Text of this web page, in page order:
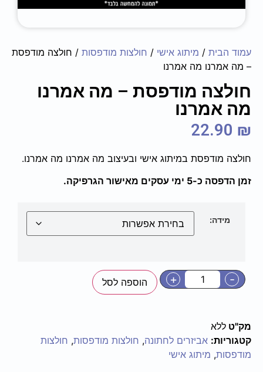
עמוד הבית / מיתוג אישי / חולצות מודפסות / חולצה מודפסת
– מה אמרנו מה אמרנו
חולצה מודפסת – מה אמרנו
מה אמרנו
22.90 ₪
חולצה מודפסת במיתוג אישי ובעיצוב מה אמרנו מה אמרנו.
זמן הדפסה כ-5 ימי עסקים מאישור הגרפיקה.
מידה:
-
+ הוספה לסל
מק"ט ללא
קטגוריות: אביזרים לחתונה, חולצות מודפסות, חולצות
מודפסות, מיתוג אישי